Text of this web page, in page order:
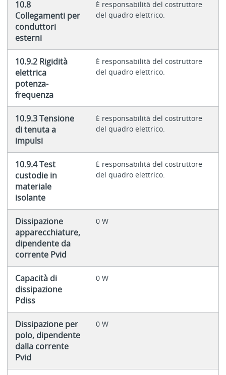
10.8
Collegamenti per
conduttori
esterni
È responsabilità del costruttore
del quadro elettrico.
10.9.2 Rigidità
elettrica
potenza-
frequenza
È responsabilità del costruttore
del quadro elettrico.
10.9.3 Tensione
di tenuta a
impulsi
È responsabilità del costruttore
del quadro elettrico.
10.9.4 Test
custodie in
materiale
isolante
È responsabilità del costruttore
del quadro elettrico.
Dissipazione
apparecchiature,
dipendente da
corrente Pvid
0 W
Capacità di
dissipazione
Pdiss
0 W
Dissipazione per
polo, dipendente
dalla corrente
Pvid
0 W